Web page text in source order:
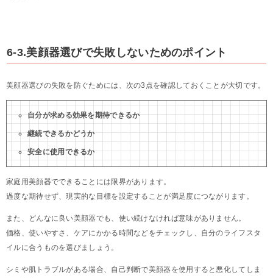
6-3.美顔器選びで失敗しないためのポイント
美顔器選びの失敗を防ぐためには、次の3点を確認しておくことが大切です。
自分が求める効果を期待できるか
継続できるかどうか
安全に使用できるか
家庭用美顔器でできることには限界があります。
過度な期待せず、現実的な目標を設定することが満足度につながります。
また、どんなに良い美顔器でも、使い続けなければ意味がありません。
価格、使いやすさ、ケアにかかる時間などをチェックし、自分のライフスタ
イルに合うものを選びましょう。
シミや肌トラブルがある場合、自己判断で美顔器を使用すると悪化してしま